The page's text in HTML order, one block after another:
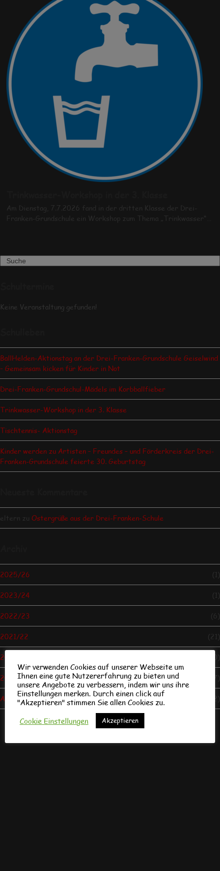
Am Dienstag, 7.7.2026 fand in der dritten Klasse der Drei-
Franken-Grundschule ein Workshop zum Thema „Trinkwasser“…
Search
Keine Veranstaltung gefunden!
BallHelden-Aktionstag an der Drei-Franken-Grundschule Geiselwind
– Gemeinsam kicken für Kinder in Not
Drei-Franken-Grundschul-Mädels im Korbballfieber
Trinkwasser-Workshop in der 3. Klasse
Tischtennis- Aktionstag
Kinder werden zu Artisten – Freundes – und Förderkreis der Drei-
Franken-Grundschule feierte 30. Geburtstag
eltern zu Ostergrüße aus der Drei-Franken-Schule
2025/26 (1)
2023/24 (1)
2022/23 (6)
2021/22 (21)
2020/21 (10)
2019/20 (7)
Allgemein (122)
Wir verwenden Cookies auf unserer Webseite um
Ihnen eine gute Nutzererfahrung zu bieten und
unsere Angebote zu verbessern, indem wir uns ihre
Einstellungen merken. Durch einen click auf
"Akzeptieren" stimmen Sie allen Cookies zu.
Cookie Einstellungen
Akzeptieren